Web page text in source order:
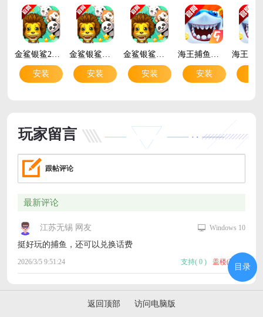
安装 安装 安装 安装
玩家留言
跟帖评论
最新评论
江苏无锡 网友
2026/3/5 9:51:24
挺好玩的捕鱼，还可以兑换话费
Windows 10
支持( 0) 盖楼(回复)
返回顶部 访问电脑版
目录